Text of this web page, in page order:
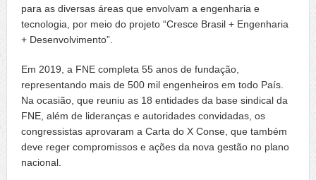
para as diversas áreas que envolvam a engenharia e
tecnologia, por meio do projeto “Cresce Brasil + Engenharia
+ Desenvolvimento”.
Em 2019, a FNE completa 55 anos de fundação,
representando mais de 500 mil engenheiros em todo País.
Na ocasião, que reuniu as 18 entidades da base sindical da
FNE, além de lideranças e autoridades convidadas, os
congressistas aprovaram a Carta do X Conse, que também
deve reger compromissos e ações da nova gestão no plano
nacional.